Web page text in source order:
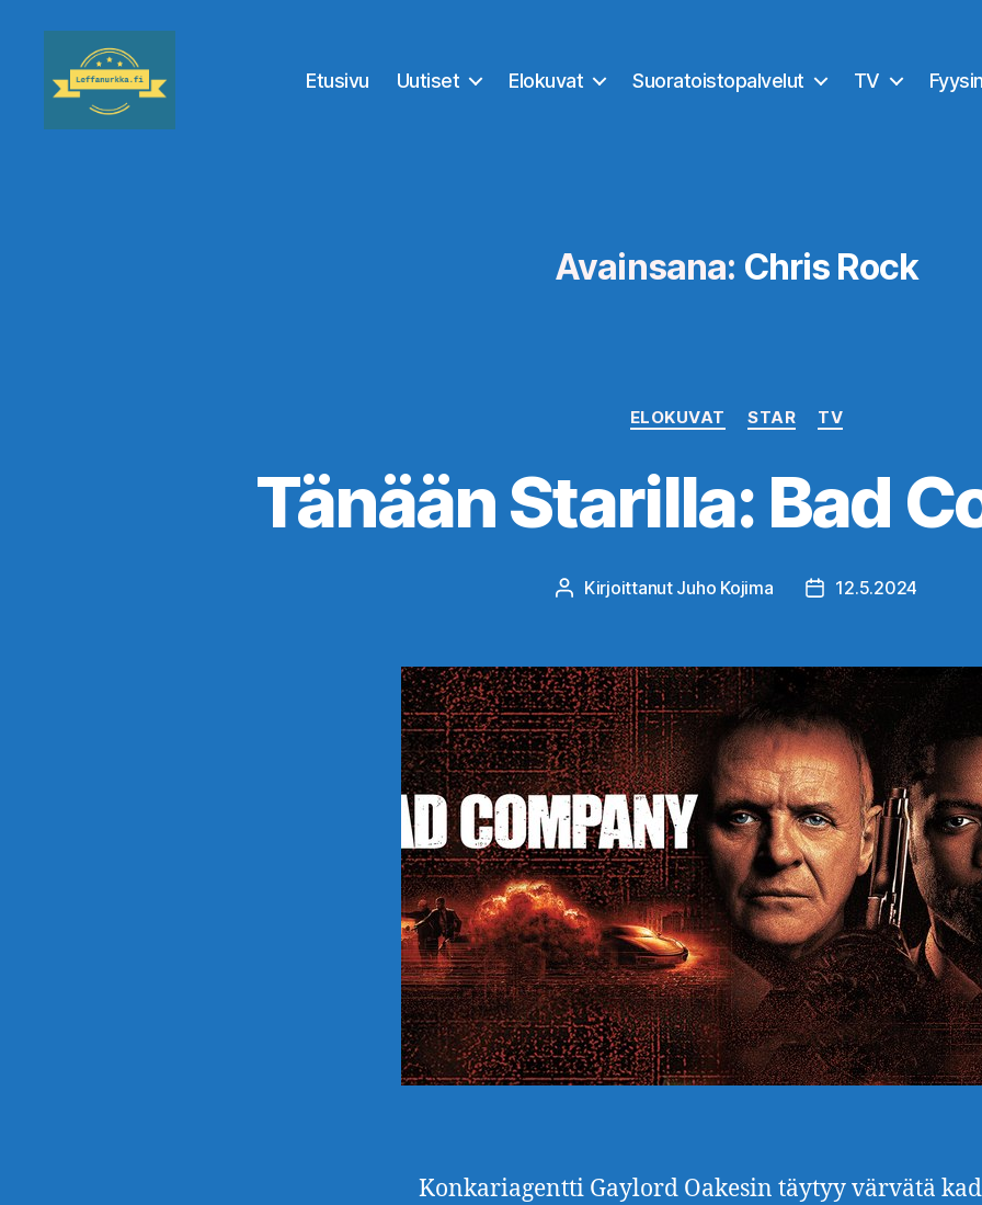
Etusivu Uutiset Elokuvat Suoratoistopalvelut TV
Avainsana: Chris Rock
Kategoriat
ELOKUVAT STAR TV
Tänään Starilla: Bad
Kirjoittaja
Kirjoittanut Juho Kojima Julkaisupäivämäärä
12.5.2024
Konkariagentti Gaylord Oakesin täytyy värvätä